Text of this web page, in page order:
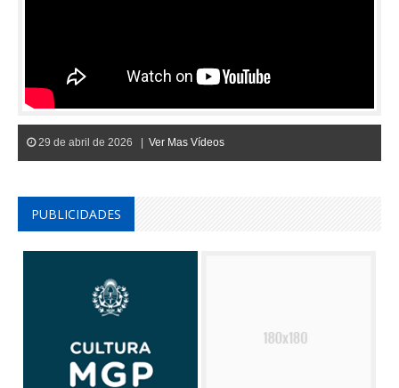
29 de abril de 2026 | Ver Mas Vídeos
PUBLICIDADES